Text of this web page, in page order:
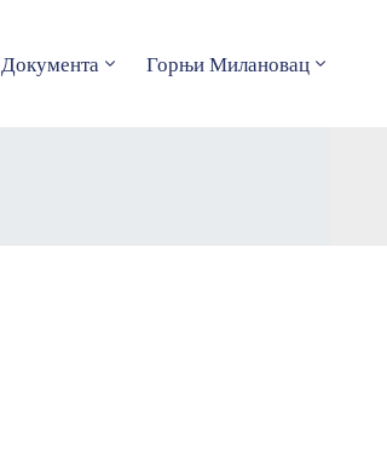
Документа Горњи Милановац